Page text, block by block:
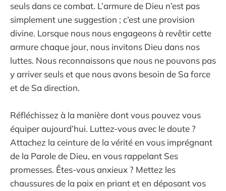
seuls dans ce combat. L’armure de Dieu n’est pas
simplement une suggestion ; c’est une provision
divine. Lorsque nous nous engageons à revêtir cette
armure chaque jour, nous invitons Dieu dans nos
luttes. Nous reconnaissons que nous ne pouvons pas
y arriver seuls et que nous avons besoin de Sa force
et de Sa direction.
Réfléchissez à la manière dont vous pouvez vous
équiper aujourd’hui. Luttez-vous avec le doute ?
Attachez la ceinture de la vérité en vous imprégnant
de la Parole de Dieu, en vous rappelant Ses
promesses. Êtes-vous anxieux ? Mettez les
chaussures de la paix en priant et en déposant vos